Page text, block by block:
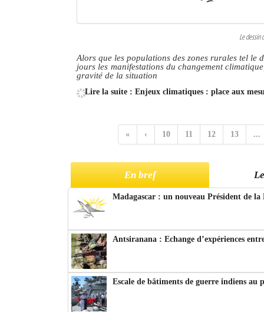
Le dessin
Alors que les populations des zones rurales tel le
jours les manifestations du changement
gravité de la situation
Lire la suite : Enjeux climatiques : place aux
« ‹ 10 11 12 13 ...
En bref
Madagascar : un nouveau Président de
Antsiranana : Echange d’expériences
Escale de bâtiments de guerre indiens au